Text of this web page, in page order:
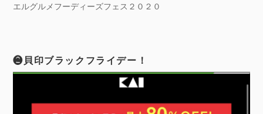
エルグルメフーディーズフェス２０２０
❷貝印ブラックフライデー！